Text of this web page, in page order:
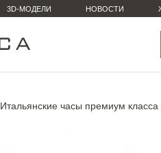
3D-МОДЕЛИ НОВОСТИ
Итальянские часы премиум класса